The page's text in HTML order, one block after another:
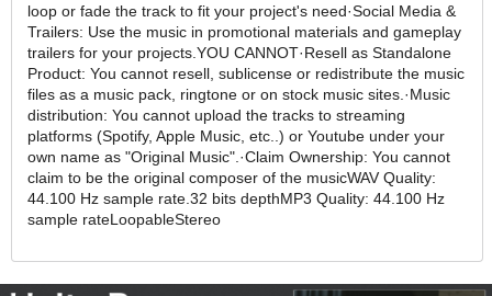
loop or fade the track to fit your project's need·Social Media &
Trailers: Use the music in promotional materials and gameplay
trailers for your projects.YOU CANNOT·Resell as Standalone
Product: You cannot resell, sublicense or redistribute the music
files as a music pack, ringtone or on stock music sites.·Music
distribution: You cannot upload the tracks to streaming
platforms (Spotify, Apple Music, etc..) or Youtube under your
own name as "Original Music".·Claim Ownership: You cannot
claim to be the original composer of the musicWAV Quality:
44.100 Hz sample rate.32 bits depthMP3 Quality: 44.100 Hz
sample rateLoopableStereo